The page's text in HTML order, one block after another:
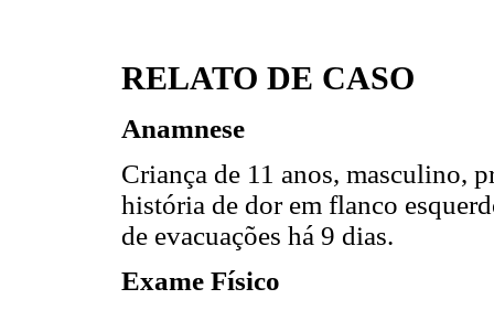
RELATO DE CASO
Anamnese
Criança de 11 anos, masculino,
história de dor em flanco
de evacuações há 9 dias.
Exame Físico